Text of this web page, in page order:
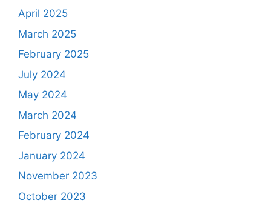
April 2025
March 2025
February 2025
July 2024
May 2024
March 2024
February 2024
January 2024
November 2023
October 2023